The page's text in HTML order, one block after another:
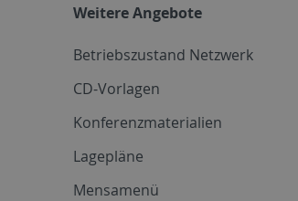
Weitere Angebote
Betriebszustand Netzwerk
CD-Vorlagen
Konferenzmaterialien
Lagepläne
Mensamenü